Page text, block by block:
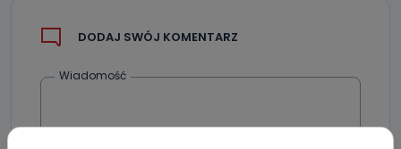
DODAJ SWÓJ KOMENTARZ
Wiadomość